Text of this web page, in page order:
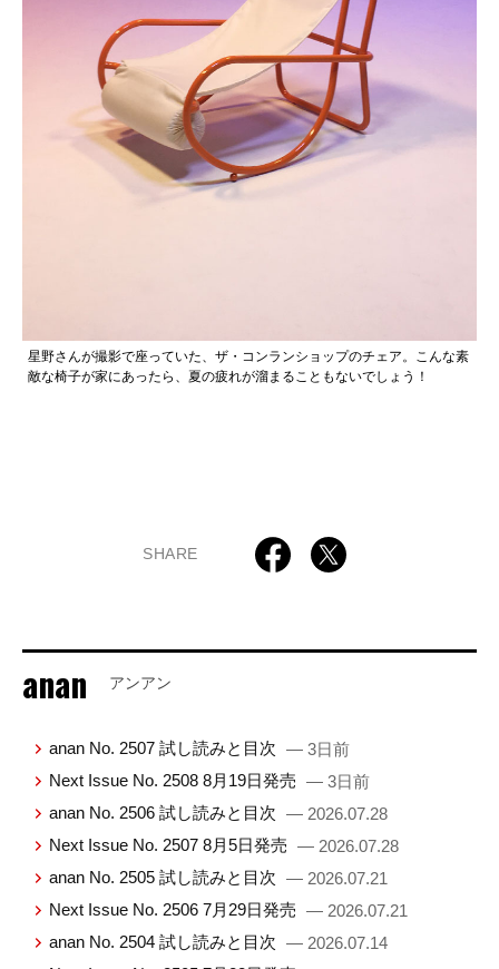
星野さんが撮影で座っていた、ザ・コンランショップのチェア。こんな素
敵な椅子が家にあったら、夏の疲れが溜まることもないでしょう！
SHARE
anan アンアン
anan No. 2507 試し読みと目次 — 3日前
Next Issue No. 2508 8月19日発売 — 3日前
anan No. 2506 試し読みと目次 — 2026.07.28
Next Issue No. 2507 8月5日発売 — 2026.07.28
anan No. 2505 試し読みと目次 — 2026.07.21
Next Issue No. 2506 7月29日発売 — 2026.07.21
anan No. 2504 試し読みと目次 — 2026.07.14